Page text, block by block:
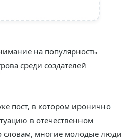
на популярность
среди создателей
пост, в котором иронично
в отечественном
словам, многие молодые люди